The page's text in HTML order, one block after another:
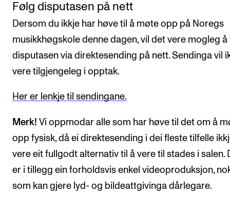
Følg disputasen på nett
Dersom du ikkje har høve til å møte opp på Noregs
musikkhøgskole denne dagen, vil det vere mogleg
disputasen via direktesending på nett. Sendinga vil
vere tilgjengeleg i opptak.
Her er lenkje til sendingane.
Merk! Vi oppmodar alle som har høve til det om å
opp fysisk, då ei direktesending i dei fleste tilfelle
vere eit fullgodt alternativ til å vere til stades i salen.
er i tillegg ein forholdsvis enkel videoproduksjon,
som kan gjere lyd- og bildeattgivinga dårlegare.